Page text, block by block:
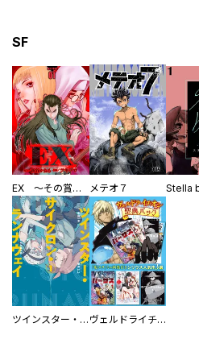
SF
EX ～その賞金稼ぎは、世界の出口を探す～【単行本版】 メテオ７
ツインスター・サイクロン・ランナウェイ ヴェルドライチオシ聖典パック 『転スラ』ミニ画集付き シリウス人気作３選